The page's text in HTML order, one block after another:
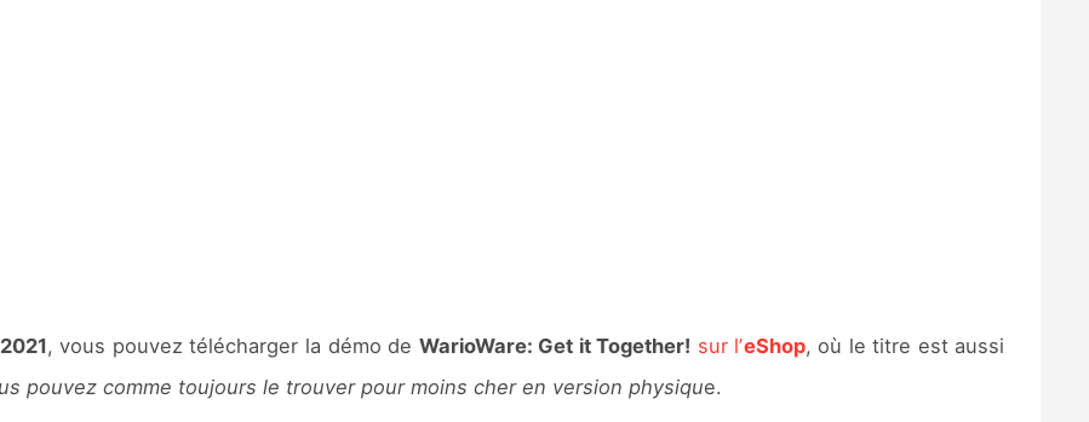
, vous pouvez télécharger la démo de WarioWare: Get it Together! sur l’eShop, où le titre est aussi
pouvez comme toujours le trouver pour moins cher en version physique.